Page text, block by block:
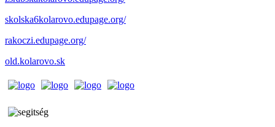
skolska6kolarovo.edupage.org/
rakoczi.edupage.org/
old.kolarovo.sk